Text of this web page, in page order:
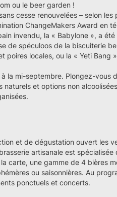
ou le beer garden !
cesse renouvelées – selon les
ChangeMakers Award en
invendu, la « Babylone », a été
de spéculoos de la biscuiterie
poires locales, ou la « Yeti Bang
la mi-septembre. Plongez-vous
naturels et options non
et de dégustation ouvert les
artisanale est spécialisée
carte, une gamme de 4 bières
ou saisonnières. Au
ponctuels et concerts.